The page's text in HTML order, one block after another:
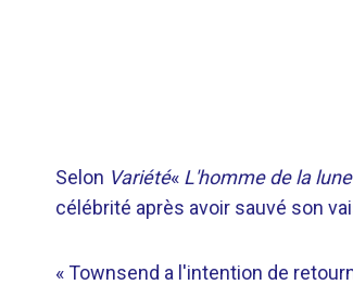
Selon Variété« L'homme de la lune
célébrité après avoir sauvé son
« Townsend a l'intention de